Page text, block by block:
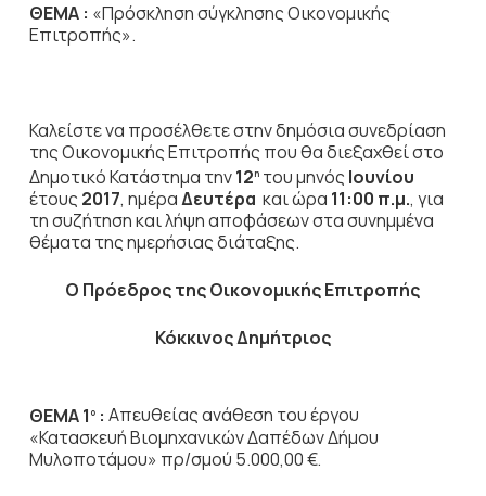
ΘΕΜΑ : «Πρόσκληση σύγκλησης Οικονομικής
Επιτροπής».
Καλείστε να προσέλθετε στην δημόσια συνεδρίαση
της Οικονομικής Επιτροπής που θα διεξαχθεί στο
Δημοτικό Κατάστημα την12ητου μηνός Ιουνίου
έτους 2017, ημέραΔευτέρα και ώρα 11:00 π.μ., για
τη συζήτησηκαι λήψη αποφάσεων στα συνημμένα
θέματα της ημερήσιας διάταξης.
Ο Πρόεδροςτης Οικονομικής Επιτροπής
Κόκκινος Δημήτριος
ΘΕΜΑ 1 ο: Απευθείας ανάθεση του έργου
«Κατασκευή Βιομηχανικών Δαπέδων Δήμου
Μυλοποτάμου» πρ/σμού 5.000,00 €.